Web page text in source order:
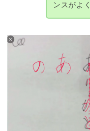
ンスがよ